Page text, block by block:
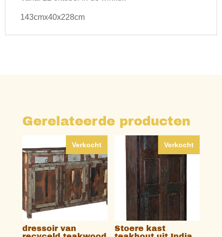
143cmx40x228cm
Gerelateerde producten
Verkocht
dressoir van
Verkocht
Stoere kast